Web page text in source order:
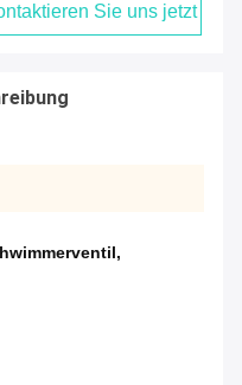
Sie uns jetzt
,